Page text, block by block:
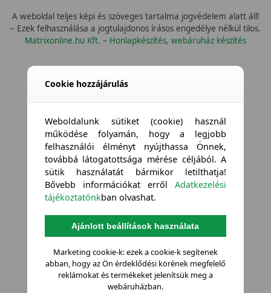
A weboldal teljes képi és szöveges tartalma jogvédelem alatt áll!
– Ezek felhasználása a jogtulajdonos írásos engedélye nélkül tilos.
Matrixonline.hu Kft. – Honlapkészítés, webáruház készítés
Cookie hozzájárulás
Weboldalunk sütiket (cookie) használ
működése folyamán, hogy a legjobb
felhasználói élményt nyújthassa Önnek,
továbbá látogatottsága mérése céljából. A
sütik használatát bármikor letilthatja!
Bővebb információkat errőlAdatkezelési
tájékoztatónkban olvashat.
Ajánlott beállítások használata
Marketing cookie-k: ezek a cookie-k segítenek
abban, hogy az Ön érdeklődési körének megfelelő
reklámokat és termékeket jelenítsük meg a
webáruházban.